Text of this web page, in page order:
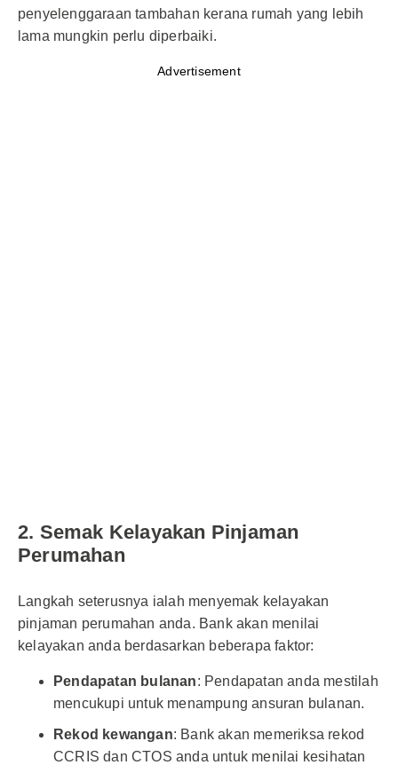
penyelenggaraan tambahan kerana rumah yang lebih
lama mungkin perlu diperbaiki.
Advertisement
2. Semak Kelayakan Pinjaman
Perumahan
Langkah seterusnya ialah menyemak kelayakan
pinjaman perumahan anda. Bank akan menilai
kelayakan anda berdasarkan beberapa faktor:
Pendapatan bulanan: Pendapatan anda mestilah
mencukupi untuk menampung ansuran bulanan.
Rekod kewangan: Bank akan memeriksa rekod
CCRIS dan CTOS anda untuk menilai kesihatan